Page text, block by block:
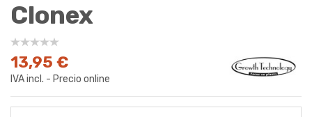
Clonex
13,95 €
IVA incl. - Precio online